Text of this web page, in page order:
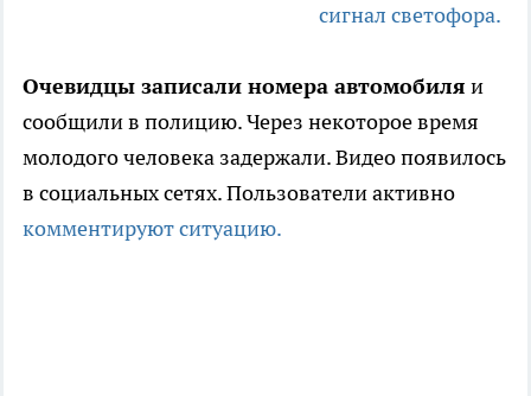
сигнал светофора.
Очевидцы записали номера автомобиля и
сообщили в полицию. Через некоторое время
молодого человека задержали. Видео появилось
в социальных сетях. Пользователи активно
комментируют ситуацию.